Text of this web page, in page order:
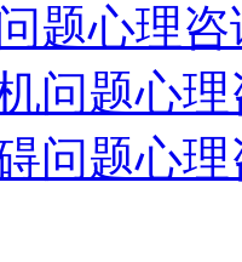
题心理
问题心
问题心